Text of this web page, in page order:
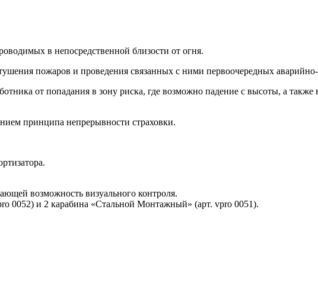
в непосредственной близости от огня.
пожаров и проведения связанных с ними первоочередных аварийно-
от попадания в зону риска, где возможно падение с высоты, а также
принципа непрерывности страховки.
возможность визуального контроля.
0052) и 2 карабина «Стальной Монтажный» (арт. vpro 0051).